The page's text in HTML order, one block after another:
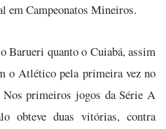
em Campeonatos Mineiros.
Barueri quanto o Cuiabá, assim
o Atlético pela primeira vez no
primeiros jogos da Série A
obteve duas vitórias, contra